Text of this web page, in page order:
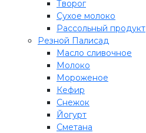
Творог
Сухое молоко
Рассольный продукт
Резной Палисад
Масло сливочное
Молоко
Мороженое
Кефир
Снежок
Йогурт
Сметана